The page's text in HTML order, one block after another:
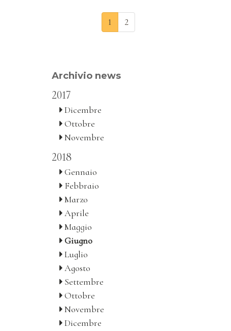
1 2
Archivio news
2017
Dicembre
Ottobre
Novembre
2018
Gennaio
Febbraio
Marzo
Aprile
Maggio
Giugno
Luglio
Agosto
Settembre
Ottobre
Novembre
Dicembre